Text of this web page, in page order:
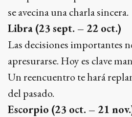
se avecina una charla sincera.
Libra (23 sept. – 22 oct.)
Las decisiones importantes
apresurarse. Hoy es clave
Un reencuentro te hará
del pasado.
Escorpio (23 oct. – 21